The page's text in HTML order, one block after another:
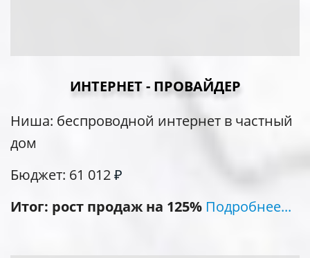
ИНТЕРНЕТ - ПРОВАЙДЕР
Ниша: беспроводной интернет в частный
дом
Бюджет: 61 012₽
Итог: рост продаж на 125% Подробнее...